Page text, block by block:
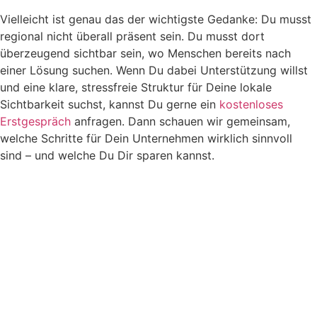
Vielleicht ist genau das der wichtigste Gedanke: Du musst
regional nicht überall präsent sein. Du musst dort
überzeugend sichtbar sein, wo Menschen bereits nach
einer Lösung suchen. Wenn Du dabei Unterstützung willst
und eine klare, stressfreie Struktur für Deine lokale
Sichtbarkeit suchst, kannst Du gerne ein kostenloses
Erstgespräch anfragen. Dann schauen wir gemeinsam,
welche Schritte für Dein Unternehmen wirklich sinnvoll
sind – und welche Du Dir sparen kannst.